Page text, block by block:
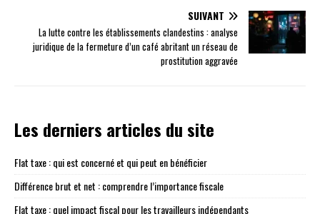
SUIVANT
La lutte contre les établissements clandestins : analyse
juridique de la fermeture d’un café abritant un réseau de
prostitution aggravée
Les derniers articles du site
Flat taxe : qui est concerné et qui peut en bénéficier
Différence brut et net : comprendre l’importance fiscale
Flat taxe : quel impact fiscal pour les travailleurs indépendants